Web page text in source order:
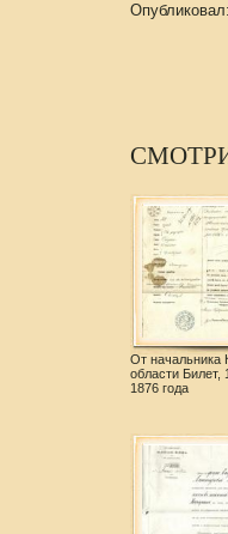
Опубликовал:
От начальника
области Билет,
1876 года